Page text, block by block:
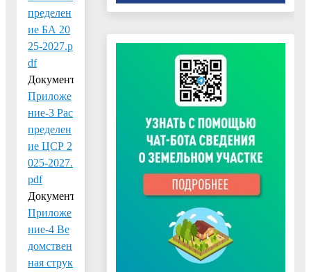
пределен
ие БА 20
25-2027.p
df
Документ:
Приложе
ние-3 Рас
пределен
ие ЦСР 2
025-2027.
pdf
Документ:
Приложе
ние-4 Ве
домствен
ная струк